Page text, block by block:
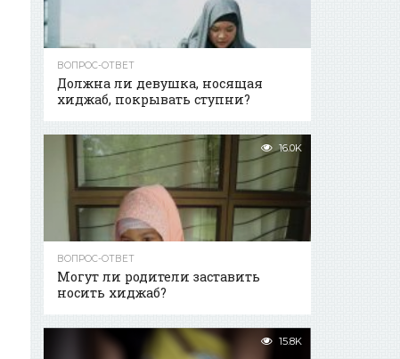
ВОПРОС-ОТВЕТ
Должна ли девушка, носящая
хиджаб, покрывать ступни?
16.0K
ВОПРОС-ОТВЕТ
Могут ли родители заставить
носить хиджаб?
15.8K